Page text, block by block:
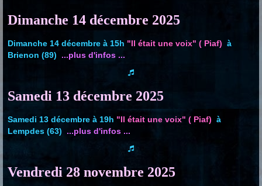
Dimanche 14 décembre 2025
Dimanche 14 décembre à 15h "Il était une voix" ( Piaf) à
Brienon (89) ...plus d'infos ...
Samedi 13 décembre 2025
Samedi 13 décembre à 19h "Il était une voix" ( Piaf) à
Lempdes (63) ...plus d'infos ...
Vendredi 28 novembre 2025